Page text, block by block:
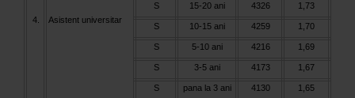
4. Asistent universitar
S 15-20 ani 4326 1,73
S 10-15 ani 4259 1,70
S 5-10 ani 4216 1,69
S 3-5 ani 4173 1,67
S pana la 3 ani 4130 1,65